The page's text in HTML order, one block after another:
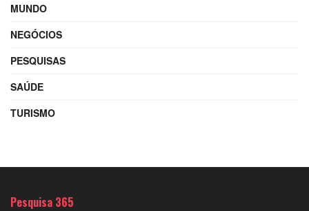
MUNDO
NEGÓCIOS
PESQUISAS
SAÚDE
TURISMO
Pesquisa 365